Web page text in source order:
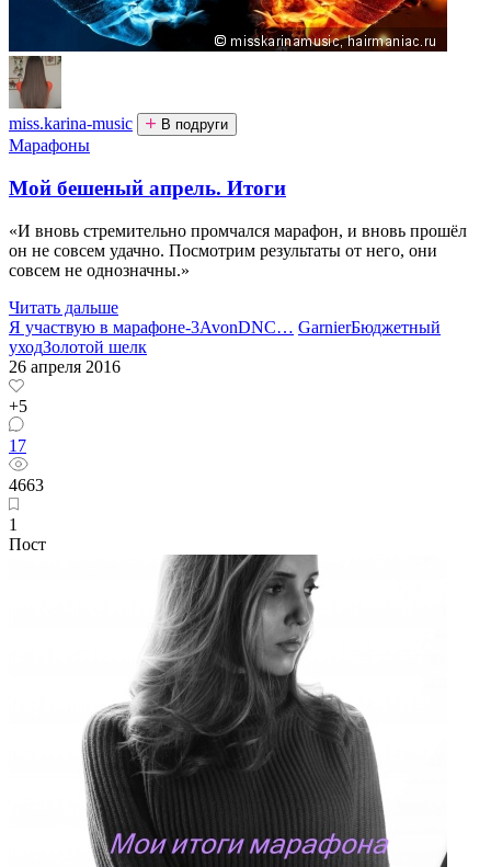
miss.karina-music В подруги
Марафоны
Мой бешеный апрель. Итоги
«И вновь стремительно промчался марафон, и вновь прошёл
он не совсем удачно. Посмотрим результаты от него, они
совсем не однозначны.»
Читать дальше
Я участвую в марафоне-3AvonDNC… GarnierБюджетный
уходЗолотой шелк
26 апреля 2016
+5
17
4663
1
Пост